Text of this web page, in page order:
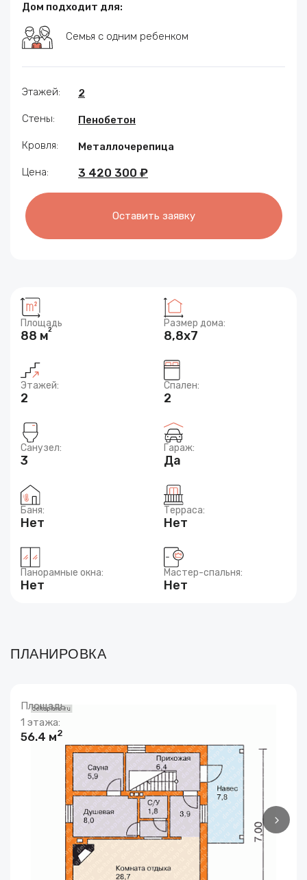
Дом подходит для:
Семья с одним ребенком
Этажей: 2
Стены: Пенобетон
Кровля: Металлочерепица
Цена: 3 420 300 ₽
Оставить заявку
Площадь
88 м2
Размер дома:
8,8х7
Этажей:
2
Спален:
2
Санузел:
3
Гараж:
Да
Баня:
Нет
Терраса:
Нет
Панорамные окна:
Нет
Мастер-спальня:
Нет
ПЛАНИРОВКА
Площадь
1 этажа:
56.4 м2